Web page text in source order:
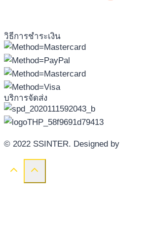
วิธีการชำระเงิน
บริการจัดส่ง
© 2022 SSINTER. Designed by